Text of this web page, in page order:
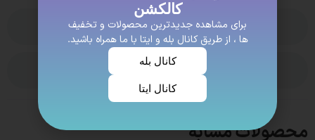
بدون نظر
ویژگی ها
محصولات مشابه
کالکشن
برای مشاهده جدیدترین محصولات و تخفیف
ها ، از طریق کانال بله و ایتا با ما همراه باشید.
کانال بله
کانال ایتا